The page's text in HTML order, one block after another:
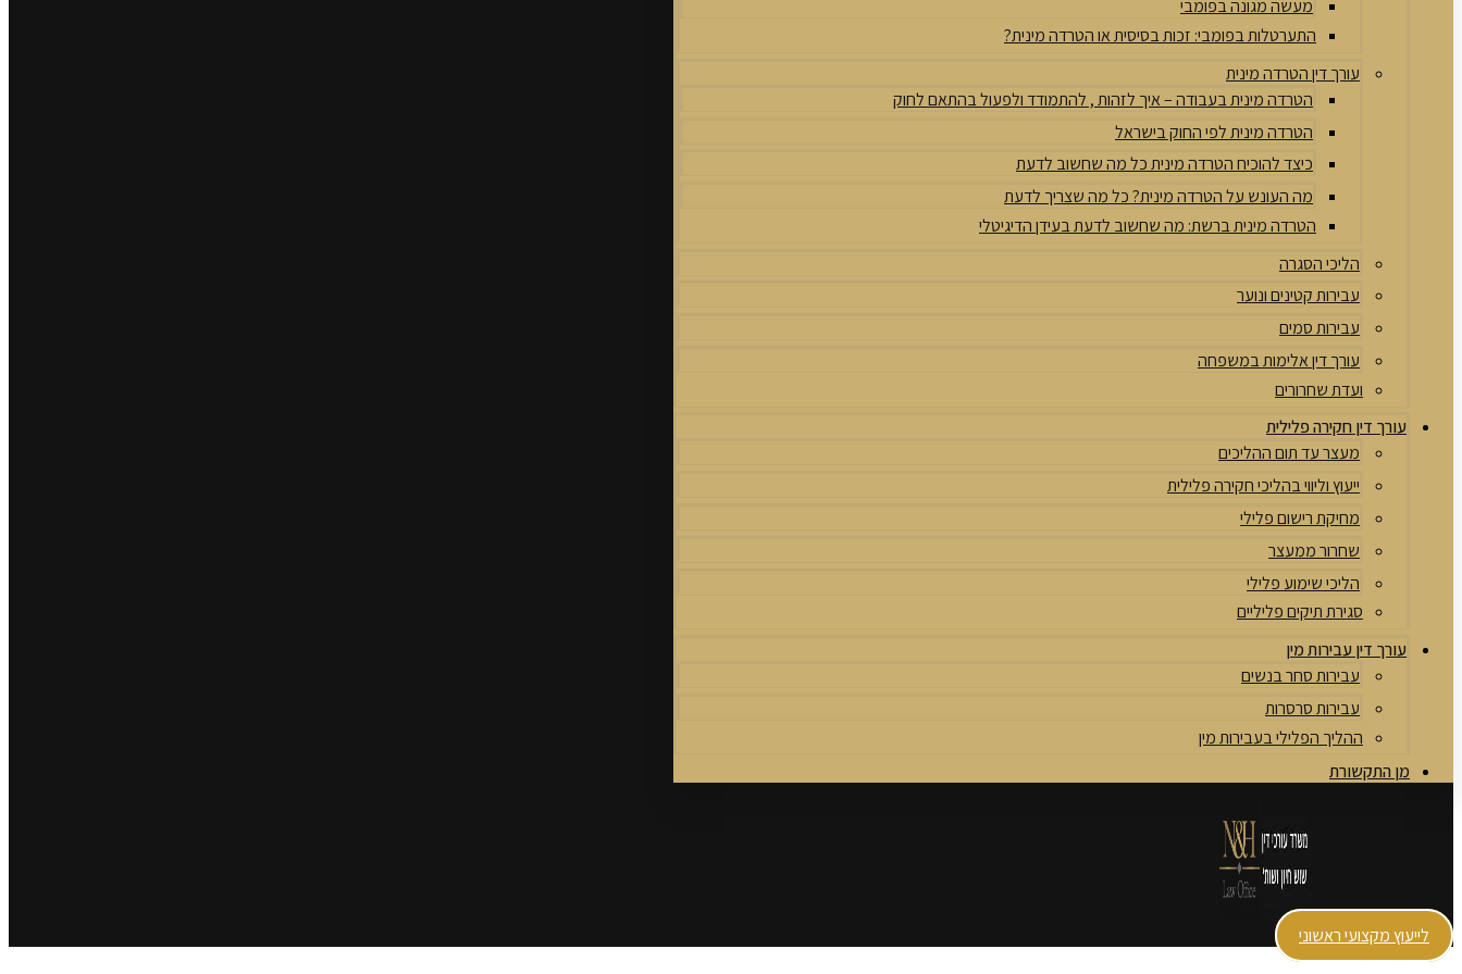
מעשה מגונה בפומבי
התערטלות בפומבי: זכות בסיסית או הטרדה מינית?
עורך דין הטרדה מינית
הטרדה מינית בעבודה – איך לזהות , להתמודד ולפעול בהתאם לחוק
הטרדה מינית לפי החוק בישראל
כיצד להוכיח הטרדה מינית כל מה שחשוב לדעת
מה העונש על הטרדה מינית? כל מה שצריך לדעת
הטרדה מינית ברשת: מה שחשוב לדעת בעידן הדיגיטלי
הליכי הסגרה
עבירות קטינים ונוער
עבירות סמים
עורך דין אלימות במשפחה
ועדת שחרורים
עורך דין חקירה פלילית
מעצר עד תום ההליכים
ייעוץ וליווי בהליכי חקירה פלילית
מחיקת רישום פלילי
שחרור ממעצר
הליכי שימוע פלילי
סגירת תיקים פליליים
עורך דין עבירות מין
עבירות סחר בנשים
עבירות סרסרות
ההליך הפלילי בעבירות מין
מן התקשורת
לייעוץ מקצועי ראשוני